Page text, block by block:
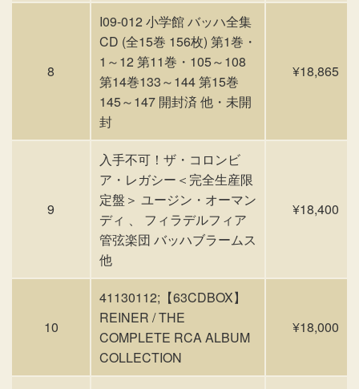
8
I09-012 小学館 バッハ全集
CD (全15巻 156枚) 第1巻・
1～12 第11巻・105～108
第14巻133～144 第15巻
145～147 開封済 他・未開
封
¥18,865
9
入手不可！ザ・コロンビ
ア・レガシー＜完全生産限
定盤＞ ユージン・オーマン
ディ 、 フィラデルフィア
管弦楽団 バッハブラームス
他
¥18,400
10
41130112;【63CDBOX】
REINER / THE
COMPLETE RCA ALBUM
COLLECTION
¥18,000